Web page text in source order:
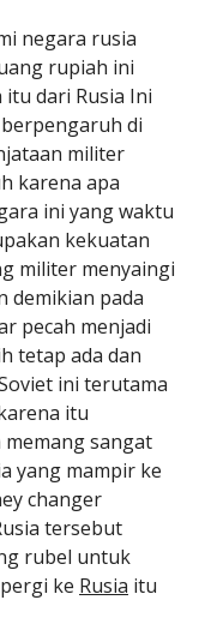
negara rusia
rupiah ini
dari Rusia Ini
di
militer
karena apa
ini yang waktu
kekuatan
militer menyaingi
demikian pada
pecah menjadi
tetap ada dan
ini terutama
itu
sangat
yang mampir ke
changer
tersebut
rubel untuk
ke Rusia itu